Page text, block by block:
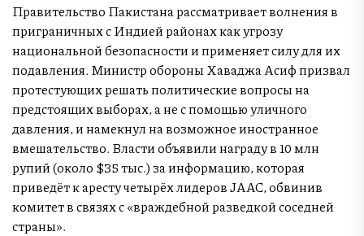
Правительство Пакистана рассматривает волнения в
приграничных с Индией районах как угрозу
национальной безопасности и применяет силу для их
подавления. Министр обороны Хаваджа Асиф призвал
протестующих решать политические вопросы на
предстоящих выборах, а не с помощью уличного
давления, и намекнул на возможное иностранное
вмешательство. Власти объявили награду в 10 млн
рупий (около $35 тыс.) за информацию, которая
приведёт к аресту четырёх лидеров JAAC, обвинив
комитет в связях с «враждебной разведкой соседней
страны».